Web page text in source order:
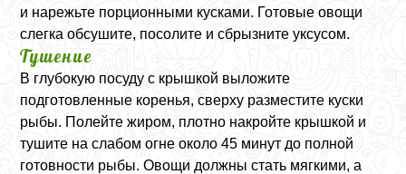
и нарежьте порционными кусками. Готовые овощи
слегка обсушите, посолите и сбрызните уксусом.
Тушение
В глубокую посуду с крышкой выложите
подготовленные коренья, сверху разместите куски
рыбы. Полейте жиром, плотно накройте крышкой и
тушите на слабом огне около 45 минут до полной
готовности рыбы. Овощи должны стать мягкими, а